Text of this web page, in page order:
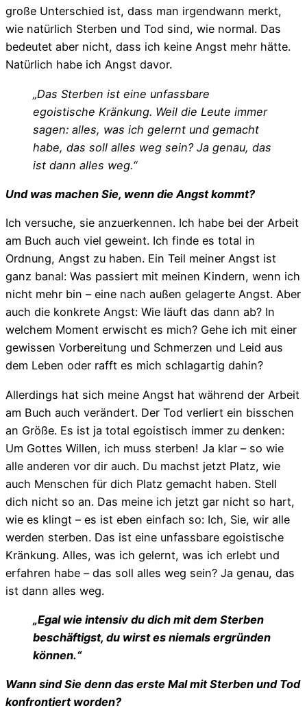
große Unterschied ist, dass man irgendwann merkt,
wie natürlich Sterben und Tod sind, wie normal. Das
bedeutet aber nicht, dass ich keine Angst mehr hätte.
Natürlich habe ich Angst davor.
„Das Sterben ist eine unfassbare
egoistische Kränkung. Weil die Leute immer
sagen: alles, was ich gelernt und gemacht
habe, das soll alles weg sein? Ja genau, das
ist dann alles weg.“
Und was machen Sie, wenn die Angst kommt?
Ich versuche, sie anzuerkennen. Ich habe bei der Arbeit
am Buch auch viel geweint. Ich finde es total in
Ordnung, Angst zu haben. Ein Teil meiner Angst ist
ganz banal: Was passiert mit meinen Kindern, wenn ich
nicht mehr bin – eine nach außen gelagerte Angst. Aber
auch die konkrete Angst: Wie läuft das dann ab? In
welchem Moment erwischt es mich? Gehe ich mit einer
gewissen Vorbereitung und Schmerzen und Leid aus
dem Leben oder rafft es mich schlagartig dahin?
Allerdings hat sich meine Angst hat während der Arbeit
am Buch auch verändert. Der Tod verliert ein bisschen
an Größe. Es ist ja total egoistisch immer zu denken:
Um Gottes Willen, ich muss sterben! Ja klar – so wie
alle anderen vor dir auch. Du machst jetzt Platz, wie
auch Menschen für dich Platz gemacht haben. Stell
dich nicht so an. Das meine ich jetzt gar nicht so hart,
wie es klingt – es ist eben einfach so: Ich, Sie, wir alle
werden sterben. Das ist eine unfassbare egoistische
Kränkung. Alles, was ich gelernt, was ich erlebt und
erfahren habe – das soll alles weg sein? Ja genau, das
ist dann alles weg.
„Egal wie intensiv du dich mit dem Sterben
beschäftigst, du wirst es niemals ergründen
können.“
Wann sind Sie denn das erste Mal mit Sterben und Tod
konfrontiert worden?